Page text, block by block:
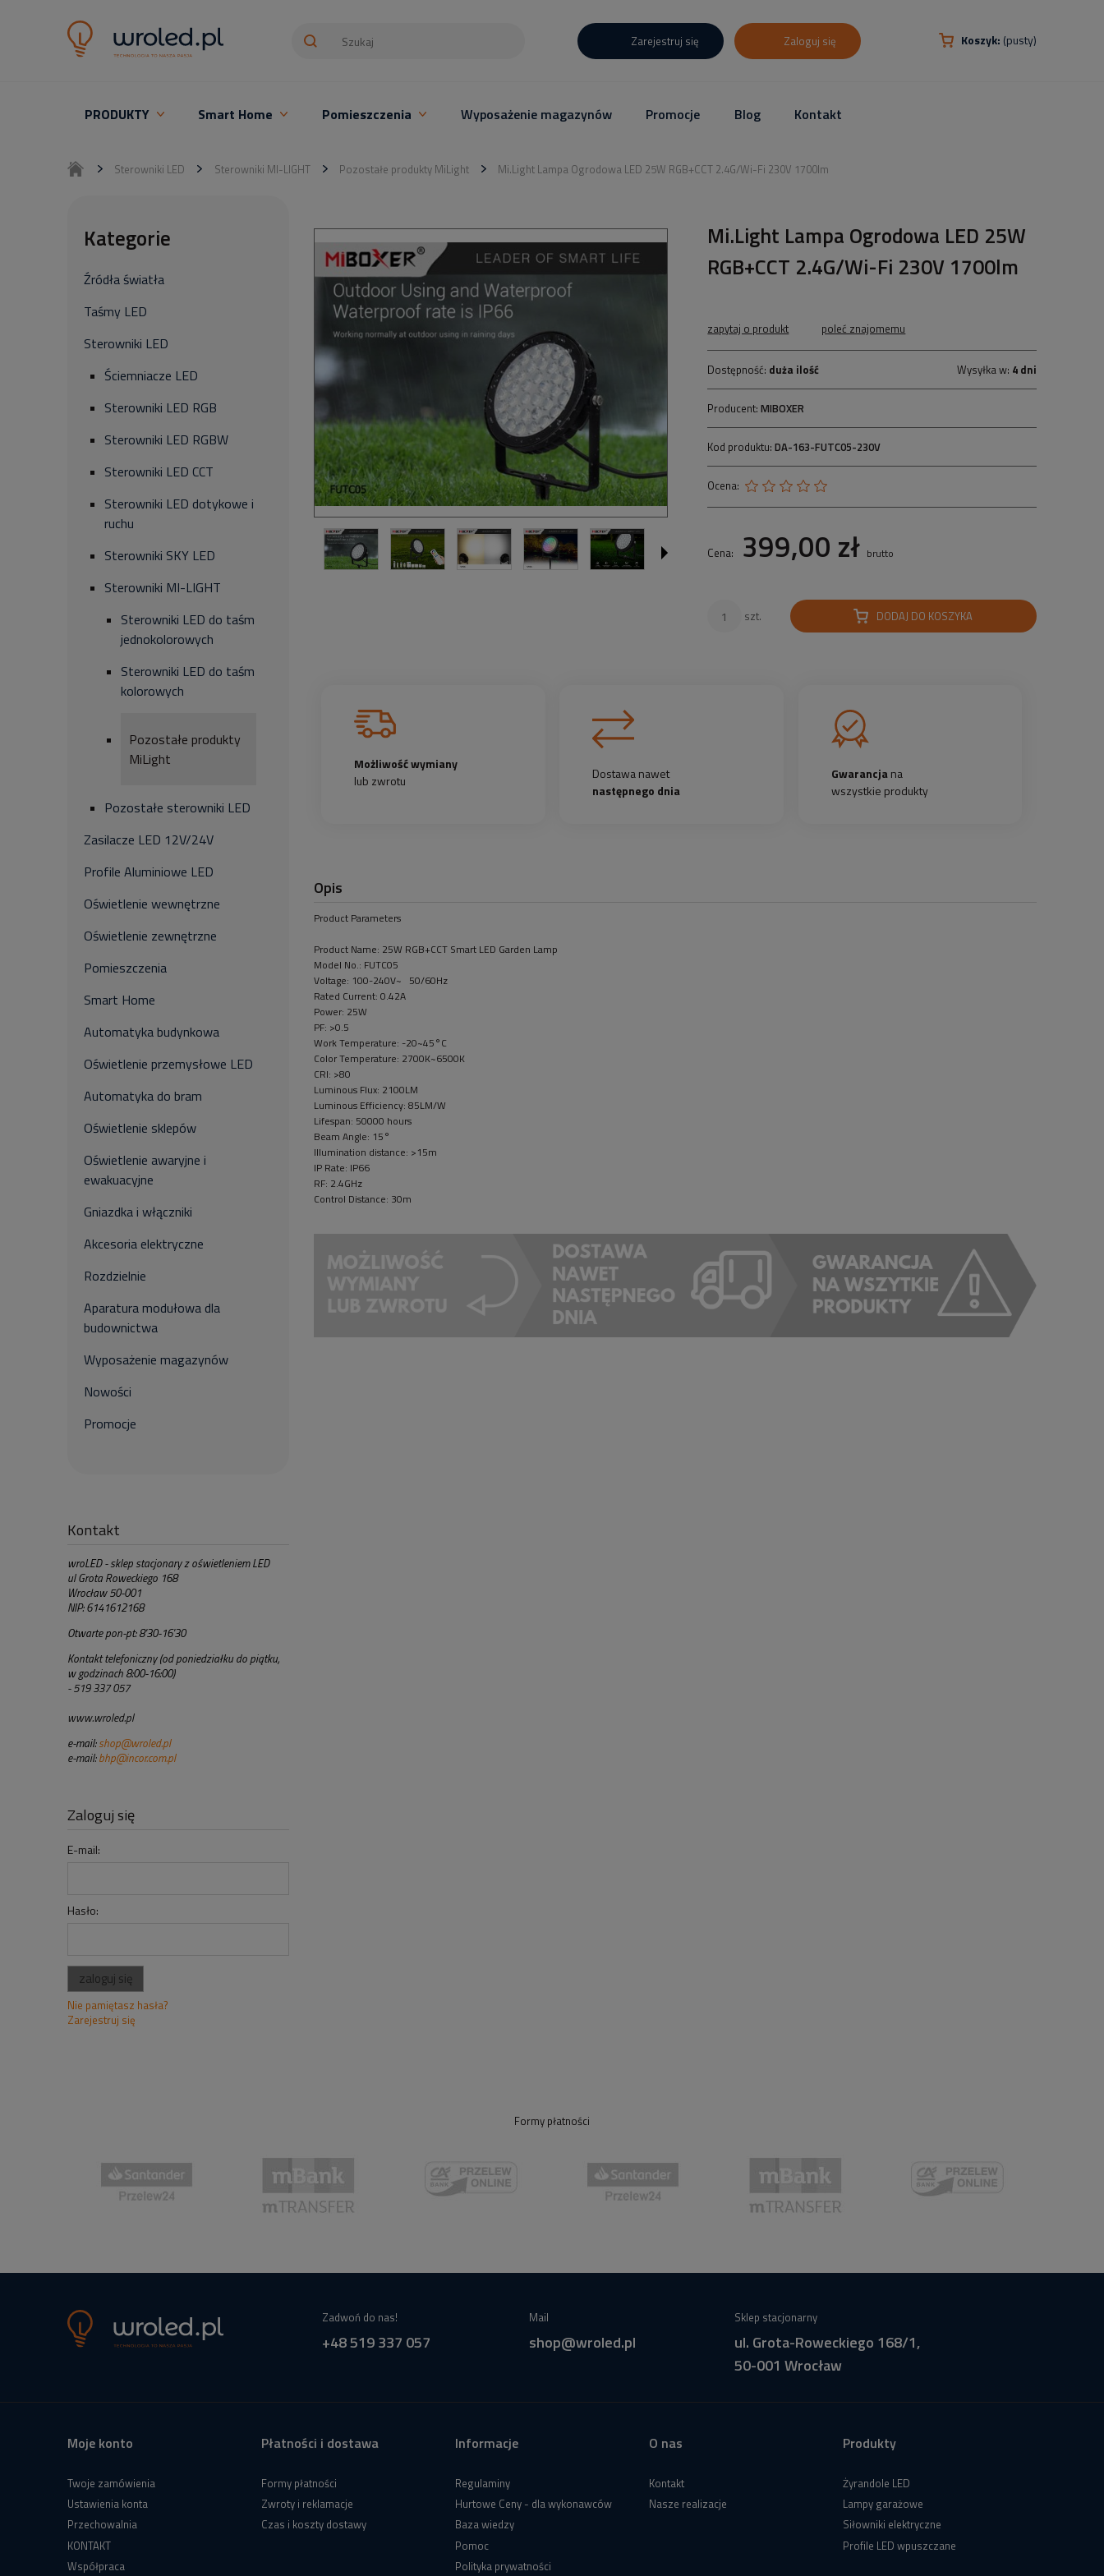
Koszyk: (pusty)
Zarejestruj się Zaloguj się
PRODUKTY Smart Home Pomieszczenia Wyposażenie magazynów Promocje Blog Kontakt
Sterowniki LED Sterowniki MI-LIGHT Pozostałe produkty MiLight Mi.Light Lampa Ogrodowa LED 25W RGB+CCT 2.4G/Wi-Fi 230V 1700lm
Kategorie
Źródła światła
Taśmy LED
Sterowniki LED
Ściemniacze LED
Sterowniki LED RGB
Sterowniki LED RGBW
Sterowniki LED CCT
Sterowniki LED dotykowe i
ruchu
Sterowniki SKY LED
Sterowniki MI-LIGHT
Sterowniki LED do taśm
jednokolorowych
Sterowniki LED do taśm
kolorowych
Pozostałe produkty
MiLight
Pozostałe sterowniki LED
Zasilacze LED 12V/24V
Profile Aluminiowe LED
Oświetlenie wewnętrzne
Oświetlenie zewnętrzne
Pomieszczenia
Smart Home
Automatyka budynkowa
Oświetlenie przemysłowe LED
Automatyka do bram
Oświetlenie sklepów
Oświetlenie awaryjne i
ewakuacyjne
Gniazdka i włączniki
Akcesoria elektryczne
Rozdzielnie
Aparatura modułowa dla
budownictwa
Wyposażenie magazynów
Nowości
Promocje
Kontakt
wroLED - sklep stacjonary z oświetleniem LED
ul Grota Roweckiego 168
Wrocław 50-001
NIP: 6141612168
Otwarte pon-pt: 8'30-16'30
Kontakt telefoniczny (od poniedziałku do piątku,
w godzinach 8:00-16:00)
- 519 337 057
www.wroled.pl
e-mail: shop@wroled.pl
e-mail:bhp@incor.com.pl
Zaloguj się
E-mail:
Hasło:
zaloguj się
Nie pamiętasz hasła?
Zarejestruj się
Mi.Light Lampa Ogrodowa LED 25W
RGB+CCT 2.4G/Wi-Fi 230V 1700lm
zapytaj o produkt poleć znajomemu
Dostępność: duża ilość Wysyłka w: 4 dni
Producent:MIBOXER
Kod produktu: DA-163-FUTC05-230V
Ocena:
Cena: 399,00 zł brutto
szt. DODAJ DO KOSZYKA
Możliwość wymiany
lub zwrotu
Dostawa nawet
następnego dnia
Gwarancjana
wszystkie produkty
Opis
Product Parameters
Product Name: 25W RGB+CCT Smart LED Garden Lamp
Model No.: FUTC05
Voltage: 100-240V~ 50/60Hz
Rated Current: 0.42A
Power: 25W
PF: >0.5
Work Temperature: -20~45°C
Color Temperature: 2700K~6500K
CRI: >80
Luminous Flux: 2100LM
Luminous Efficiency: 85LM/W
Lifespan: 50000 hours
Beam Angle: 15°
Illumination distance: >15m
IP Rate: IP66
RF: 2.4GHz
Control Distance: 30m
Formy płatności
Zadwoń do nas!
+48 519 337 057
Mail
shop@wroled.pl
Sklep stacjonarny
ul. Grota-Roweckiego 168/1,
50-001 Wrocław
Moje konto
Twoje zamówienia
Ustawienia konta
Przechowalnia
KONTAKT
Współpraca
Płatności i dostawa
Formy płatności
Zwroty i reklamacje
Czas i koszty dostawy
Informacje
Regulaminy
Hurtowe Ceny - dla wykonawców
Baza wiedzy
Pomoc
Polityka prywatności
O nas
Kontakt
Nasze realizacje
Produkty
Żyrandole LED
Lampy garażowe
Siłowniki elektryczne
Profile LED wpuszczane